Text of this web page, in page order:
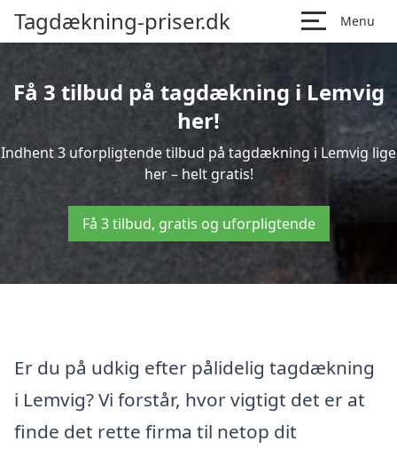
Tagdækning-priser.dk Menu
Få 3 tilbud på tagdækning i Lemvig
her!
Indhent 3 uforpligtende tilbud på tagdækning i Lemvig lige
her – helt gratis!
Få 3 tilbud, gratis og uforpligtende
Er du på udkig efter pålidelig tagdækning
i Lemvig? Vi forstår, hvor vigtigt det er at
finde det rette firma til netop dit